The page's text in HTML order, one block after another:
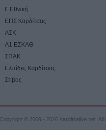
Γ Εθνική
ΕΠΣ Καρδίτσας
ΑΣΚ
Α1 ΕΣΚΑΘ
ΣΠΑΚ
Ελπίδες Καρδίτσας
Στίβος
Copyright © 2009 - 2026 Karditsalive.net. All